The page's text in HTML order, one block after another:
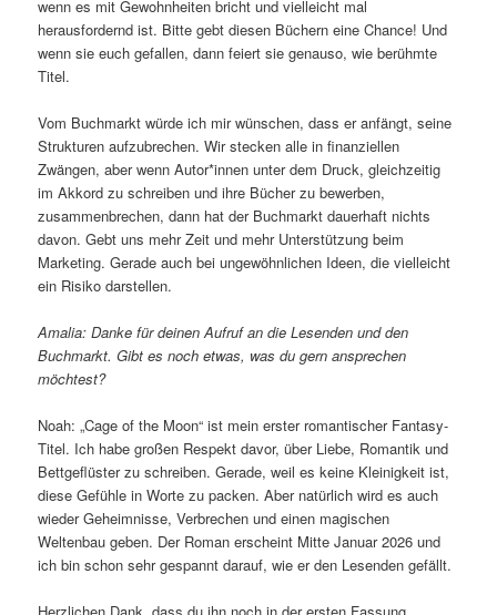
wenn es mit Gewohnheiten bricht und vielleicht mal
herausfordernd ist. Bitte gebt diesen Büchern eine Chance! Und
wenn sie euch gefallen, dann feiert sie genauso, wie berühmte
Titel.
Vom Buchmarkt würde ich mir wünschen, dass er anfängt, seine
Strukturen aufzubrechen. Wir stecken alle in finanziellen
Zwängen, aber wenn Autor*innen unter dem Druck, gleichzeitig
im Akkord zu schreiben und ihre Bücher zu bewerben,
zusammenbrechen, dann hat der Buchmarkt dauerhaft nichts
davon. Gebt uns mehr Zeit und mehr Unterstützung beim
Marketing. Gerade auch bei ungewöhnlichen Ideen, die vielleicht
ein Risiko darstellen.
Amalia: Danke für deinen Aufruf an die Lesenden und den
Buchmarkt. Gibt es noch etwas, was du gern ansprechen
möchtest?
Noah: „Cage of the Moon“ ist mein erster romantischer Fantasy-
Titel. Ich habe großen Respekt davor, über Liebe, Romantik und
Bettgeflüster zu schreiben. Gerade, weil es keine Kleinigkeit ist,
diese Gefühle in Worte zu packen. Aber natürlich wird es auch
wieder Geheimnisse, Verbrechen und einen magischen
Weltenbau geben. Der Roman erscheint Mitte Januar 2026 und
ich bin schon sehr gespannt darauf, wie er den Lesenden gefällt.